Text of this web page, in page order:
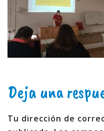
Deja una
Tu dirección de